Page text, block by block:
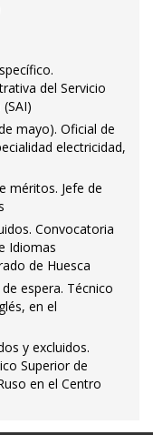
del Servicio
mayo). Oficial de
electricidad,
méritos. Jefe de
Convocatoria
Idiomas
de Huesca
espera. Técnico
en el
y excluidos.
Superior de
en el Centro